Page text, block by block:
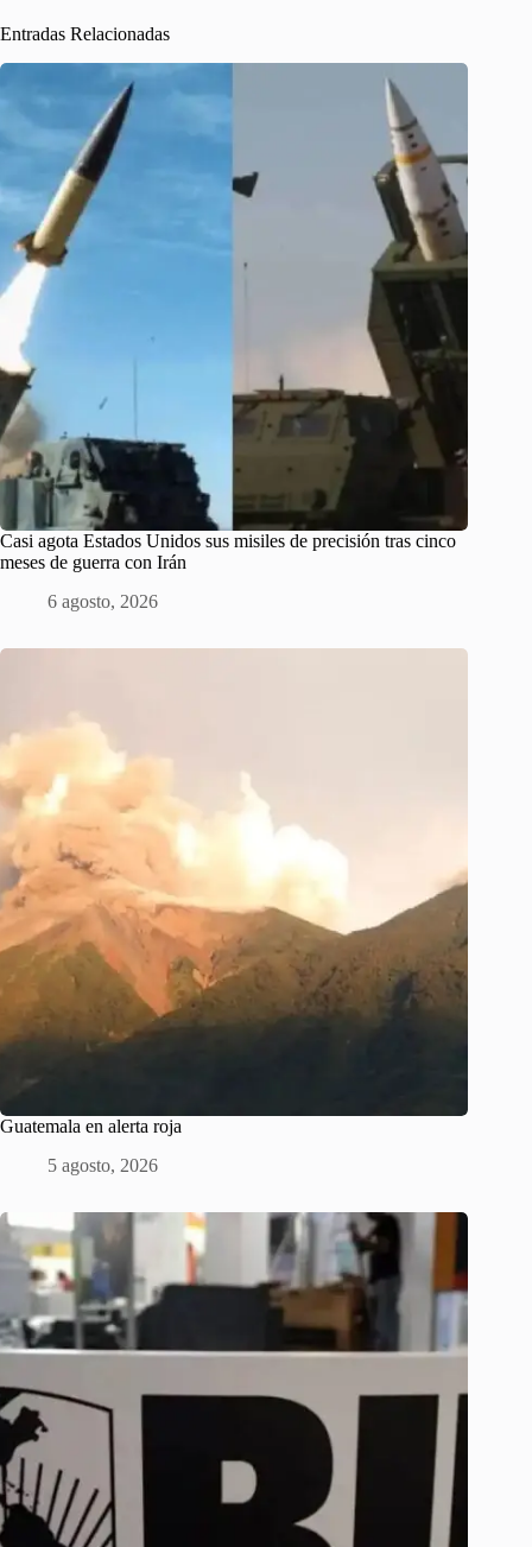
Entradas Relacionadas
Casi agota Estados Unidos sus misiles de precisión tras cinco
meses de guerra con Irán
6 agosto, 2026
Guatemala en alerta roja
5 agosto, 2026